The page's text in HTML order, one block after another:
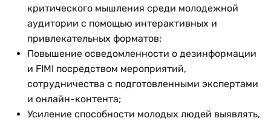
критического мышления среди молодежной
аудитории с помощью интерактивных и
привлекательных форматов;
Повышение осведомленности о дезинформации
и FIMI посредством мероприятий,
сотрудничества с подготовленными экспертами
и онлайн-контента;
Усиление способности молодых людей выявлять,